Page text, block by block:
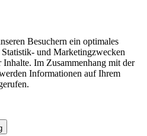
Besuchern ein optimales
und Marketingzwecken
Im Zusammenhang mit der
Informationen auf Ihrem